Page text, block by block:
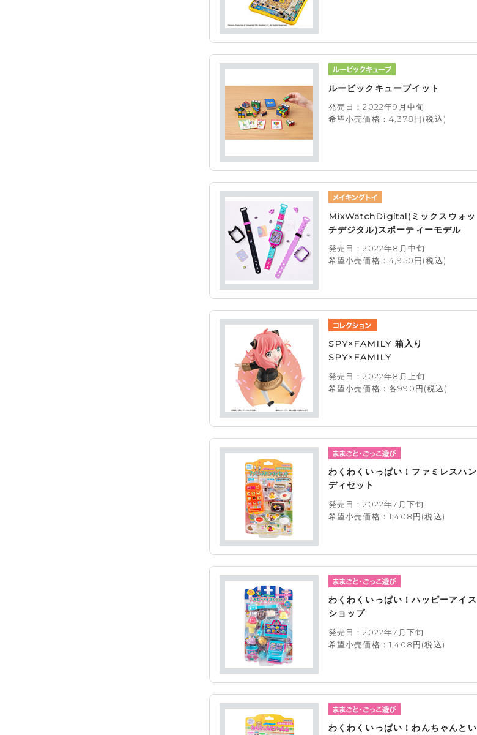
ルービックキューブイット
発売日：2022年9月中旬
希望小売価格：4,378円(税込)
MixWatchDigital(ミックスウォッ
チデジタル)スポーティーモデル
発売日：2022年8月中旬
希望小売価格：4,950円(税込)
SPY×FAMILY 箱入り
SPY×FAMILY
発売日：2022年8月上旬
希望小売価格：各990円(税込)
わくわくいっぱい！ファミレスハン
ディセット
発売日：2022年7月下旬
希望小売価格：1,408円(税込)
わくわくいっぱい！ハッピーアイス
ショップ
発売日：2022年7月下旬
希望小売価格：1,408円(税込)
わくわくいっぱい！わんちゃんとい